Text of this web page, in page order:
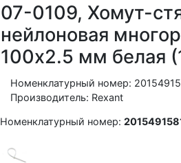
07-0109, Хомут-
нейлоновая
100x2.5 мм белая
Номенклатурный номер:
Производитель: Rexant
Номенклатурный номер: